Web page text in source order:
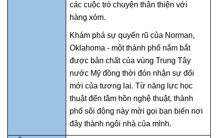
các cuộc trò chuyện thân thiện với
hàng xóm.
Khám phá sự quyến rũ của Norman,
Oklahoma - một thành phố nắm bắt
được bản chất của vùng Trung Tây
nước Mỹ đồng thời đón nhận sự đổi
mới của tương lai. Từ năng lực học
thuật đến tâm hồn nghệ thuật, thành
phố sôi động này mời gọi bạn biến nơi
đây thành ngôi nhà của mình.